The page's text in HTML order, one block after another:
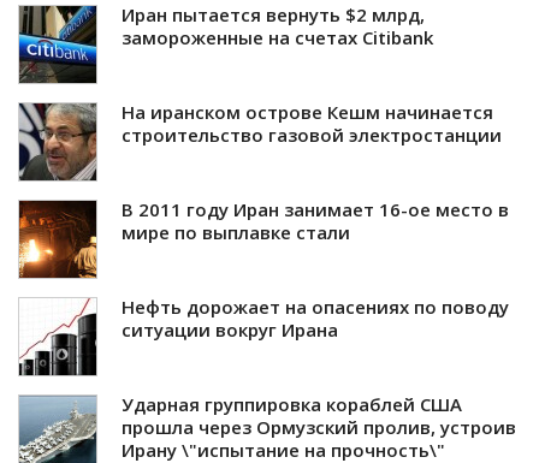
Иран пытается вернуть $2 млрд,
замороженные на счетах Citibank
На иранском острове Кешм начинается
строительство газовой электростанции
В 2011 году Иран занимает 16-ое место в
мире по выплавке стали
Нефть дорожает на опасениях по поводу
ситуации вокруг Ирана
Ударная группировка кораблей США
прошла через Ормузский пролив, устроив
Ирану \"испытание на прочность\"